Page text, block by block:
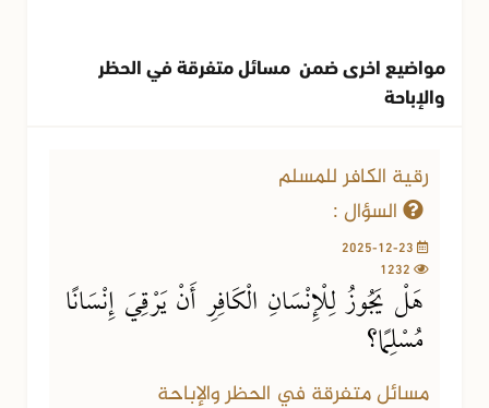
مواضيع اخرى ضمن مسائل متفرقة في الحظر
والإباحة
رقية الكافر للمسلم
السؤال :
هَلْ يَجُوزُ لِلْإِنْسَانِ الْكَافِرِ أَنْ يَرْقِيَ إِنْسَانًا
مُسْلِمًا؟
مسائل متفرقة في الحظر والإباحة